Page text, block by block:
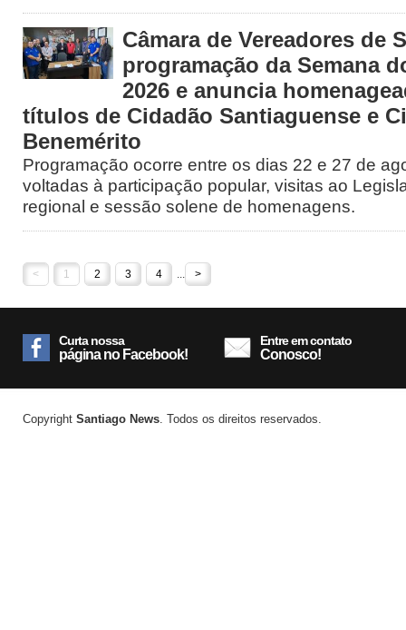
Câmara de Vereadores de
programação da Semana
2026 e anuncia
títulos de Cidadão Santiaguense e
Benemérito
Programação ocorre entre os dias 22 e 27 de
voltadas à participação popular, visitas ao
regional e sessão solene de homenagens.
< 1 2 3 4 ... >
Curta nossa
página no Facebook!
Entre em contato
Conosco!
Copyright Santiago News. Todos os direitos reservados.